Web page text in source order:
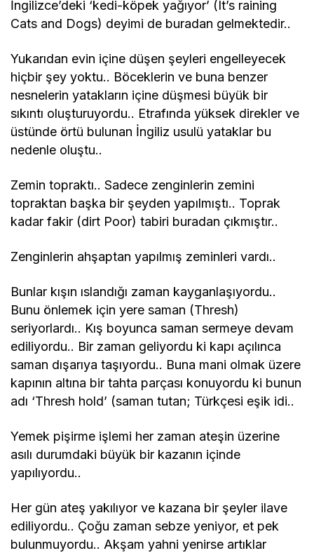
İngilizce’deki ‘kedi-köpek yağıyor’ (It’s raining
Cats and Dogs) deyimi de buradan gelmektedir..
Yukarıdan evin içine düşen şeyleri engelleyecek
hiçbir şey yoktu.. Böceklerin ve buna benzer
nesnelerin yatakların içine düşmesi büyük bir
sıkıntı oluşturuyordu.. Etrafında yüksek direkler ve
üstünde örtü bulunan İngiliz usulü yataklar bu
nedenle oluştu..
Zemin topraktı.. Sadece zenginlerin zemini
topraktan başka bir şeyden yapılmıştı.. Toprak
kadar fakir (dirt Poor) tabiri buradan çıkmıştır..
Zenginlerin ahşaptan yapılmış zeminleri vardı..
Bunlar kışın ıslandığı zaman kayganlaşıyordu..
Bunu önlemek için yere saman (Thresh)
seriyorlardı.. Kış boyunca saman sermeye devam
ediliyordu.. Bir zaman geliyordu ki kapı açılınca
saman dışarıya taşıyordu.. Buna mani olmak üzere
kapının altına bir tahta parçası konuyordu ki bunun
adı ‘Thresh hold’ (saman tutan; Türkçesi eşik idi..
Yemek pişirme işlemi her zaman ateşin üzerine
asılı durumdaki büyük bir kazanın içinde
yapılıyordu..
Her gün ateş yakılıyor ve kazana bir şeyler ilave
ediliyordu.. Çoğu zaman sebze yeniyor, et pek
bulunmuyordu.. Akşam yahni yenirse artıklar